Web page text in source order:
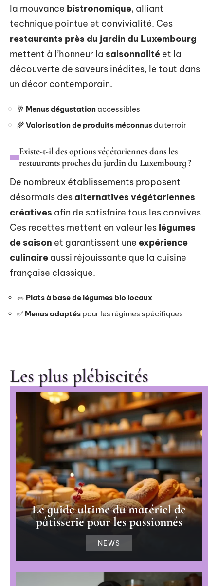
la mouvance bistronomique, alliant
technique pointue et convivialité. Ces
restaurants près du jardin du Luxembourg
mettent à l’honneur la saisonnalité et la
découverte de saveurs inédites, le tout dans
un décor contemporain.
🥂 Menus dégustation accessibles
🌾 Valorisation de produits méconnus du terroir
Existe-t-il des options végétariennes dans les
restaurants proches du jardin du Luxembourg ?
De nombreux établissements proposent
désormais des alternatives végétariennes
créatives afin de satisfaire tous les convives.
Ces recettes mettent en valeur les légumes
de saison et garantissent une expérience
culinaire aussi réjouissante que la cuisine
française classique.
🥗 Plats à base de légumes bio locaux
✅ Menus adaptés pour les régimes spécifiques
Les plus plébiscités
Le guide ultime du matériel de
pâtisserie pour les passionnés
NEWS